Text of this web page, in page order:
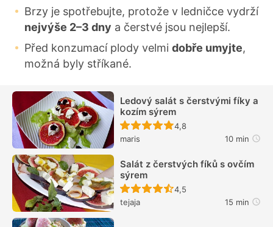
Brzy je spotřebujte, protože v ledničce vydrží
nejvýše 2–3 dny a čerstvé jsou nejlepší.
Před konzumací plody velmi dobře umyjte,
možná byly stříkané.
Ledový salát s čerstvými fíky a
kozím sýrem
Recept ještě nebyl
4,8
maris
10 min
Salát z čerstvých fíků s ovčím
sýrem
Recept ještě nebyl
4,5
tejaja
15 min